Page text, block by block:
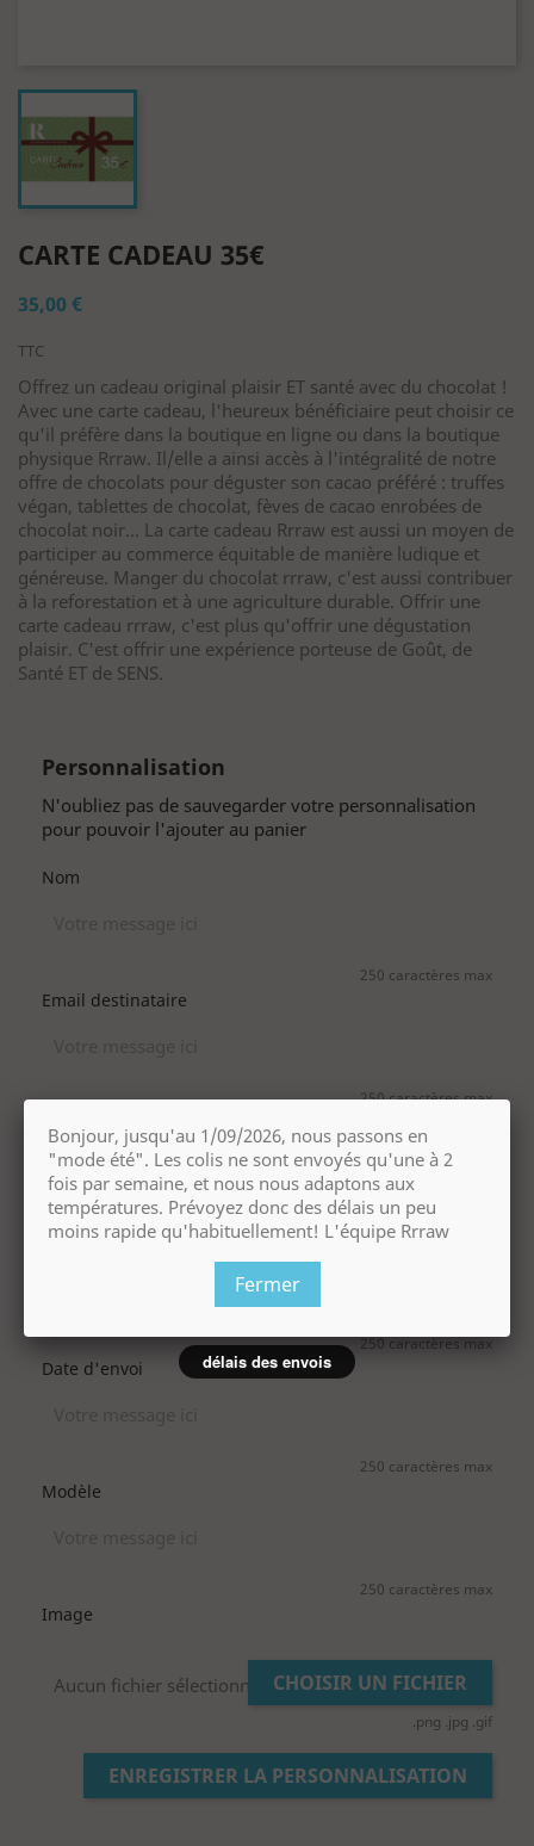
CARTE CADEAU 35€
35,00 €
TTC
Offrez un cadeau original plaisir ET santé avec du chocolat !
Avec une carte cadeau, l'heureux bénéficiaire peut choisir ce
qu'il préfère dans la boutique en ligne ou dans la boutique
physique Rrraw. Il/elle a ainsi accès à l'intégralité de notre
offre de chocolats pour déguster son cacao préféré : truffes
végan, tablettes de chocolat, fèves de cacao enrobées de
chocolat noir... La carte cadeau Rrraw est aussi un moyen de
participer au commerce équitable de manière ludique et
généreuse. Manger du chocolat rrraw, c'est aussi contribuer
à la reforestation et à une agriculture durable. Offrir une
carte cadeau rrraw, c'est plus qu'offrir une dégustation
plaisir. C'est offrir une expérience porteuse de Goût, de
Santé ET de SENS.
Personnalisation
N'oubliez pas de sauvegarder votre personnalisation
pour pouvoir l'ajouter au panier
Nom
250 caractères max
Email destinataire
250 caractères max
250 caractères max
Message
250 caractères max
Date d'envoi
250 caractères max
Modèle
250 caractères max
Image
Aucun fichier sélectionné CHOISIR UN FICHIER
.png .jpg .gif
ENREGISTRER LA PERSONNALISATION
Bonjour, jusqu'au 1/09/2026, nous passons en
"mode été". Les colis ne sont envoyés qu'une à 2
fois par semaine, et nous nous adaptons aux
températures. Prévoyez donc des délais un peu
moins rapide qu'habituellement! L'équipe Rrraw
Fermer
délais des envois